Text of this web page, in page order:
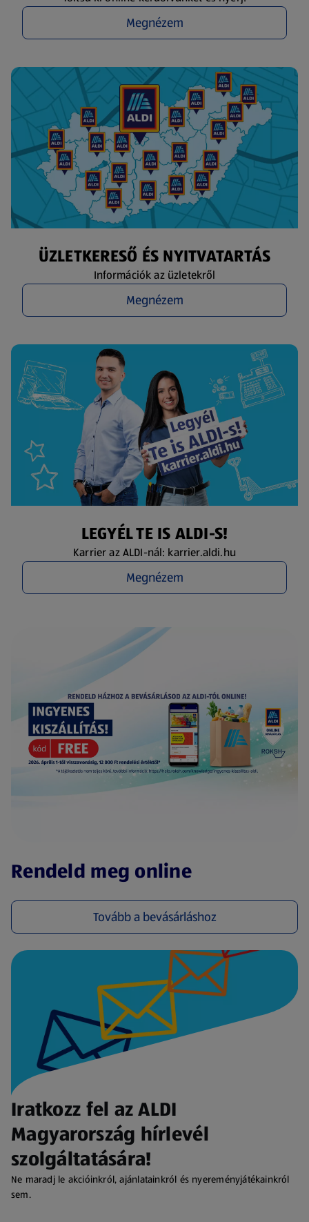
Megnézem
ÜZLETKERESŐ ÉS NYITVATARTÁS
Információk az üzletekről
Megnézem
LEGYÉL TE IS ALDI-S!
Karrier az ALDI-nál: karrier.aldi.hu
Megnézem
Rendeld meg online
Tovább a bevásárláshoz
(új oldalon nyílik meg)
Iratkozz fel az ALDI
Magyarország hírlevél
szolgáltatására!
Ne maradj le akcióinkról, ajánlatainkról és nyereményjátékainkról
sem.